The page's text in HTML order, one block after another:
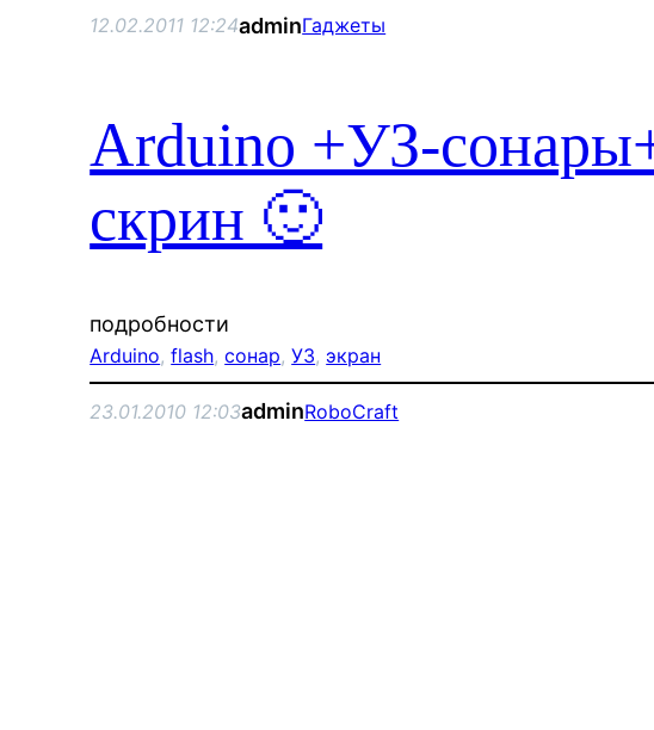
12.02.2011 12:24adminГаджеты
Arduino +УЗ-
скрин 🙂
подробности
Arduino, flash, сонар, УЗ, экран
23.01.2010 12:03adminRoboCraft